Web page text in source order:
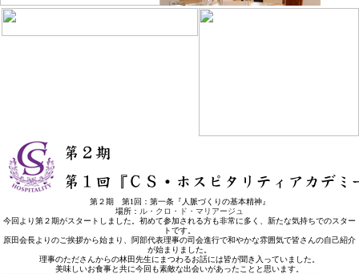
第２期 第1回：第一条『人脈づくりの基本精神』
場所： ル・クロ・ド・マリアージュ
今回より第２期がスタートしました。初めて参加される方も非常に多く、新たな気持ちでのスター
トです。
原田会長よりのご挨拶から始まり、阿部代表理事の司会進行で和やかな雰囲気で皆さんの自己紹介
が始まりました。
理事のたださんからの林田先生にまつわるお話には皆が聞き入っていました。
美味しいお食事と共に今回も素敵な出会いがあったことと思います。